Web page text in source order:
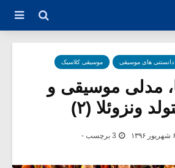
دانستنی های موسیقی موسیقی کلاسیک
مدلی موسیقی و
ونزوئلا (۲)
۱۳۹۶ 3 برچسب -